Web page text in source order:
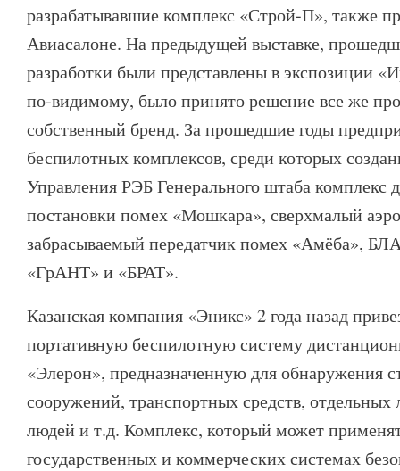
разрабатывавшие комплекс «Строй-П», также
Авиасалоне. На предыдущей выставке,
разработки были представлены в экспозиции
по-видимому, было принято решение все же
собственный бренд. За прошедшие годы
беспилотных комплексов, среди которых
Управления РЭБ Генерального штаба комплекс
постановки помех «Мошкара», сверхмалый
забрасываемый передатчик помех «Амёба»,
«ГрАНТ» и «БРАТ».
Казанская компания «Эникс» 2 года назад
портативную беспилотную систему
«Элерон», предназначенную для обнаружения
сооружений, транспортных средств,
людей и т.д. Комплекс, который может
государственных и коммерческих системах